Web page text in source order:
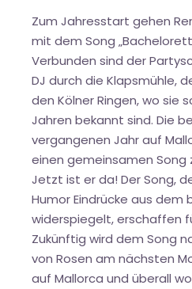
Zum Jahresstart gehen
mit dem Song
Verbunden sind der
DJ durch die Klapsmühle,
den Kölner Ringen, wo sie
Jahren bekannt sind. Die
vergangenen Jahr auf
einen gemeinsamen Song
Jetzt ist er da! Der Song,
Humor Eindrücke aus
widerspiegelt, erschaffen
Zukünftig wird dem Song
von Rosen am nächsten
auf Mallorca und überall